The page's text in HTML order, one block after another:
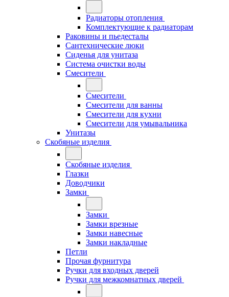
Радиаторы отопления
Комплектующие к радиаторам
Раковины и пьедесталы
Сантехнические люки
Сиденья для унитаза
Система очистки воды
Смесители
Смесители
Смесители для ванны
Смесители для кухни
Смесители для умывальника
Унитазы
Скобяные изделия
Скобяные изделия
Глазки
Доводчики
Замки
Замки
Замки врезные
Замки навесные
Замки накладные
Петли
Прочая фурнитура
Ручки для входных дверей
Ручки для межкомнатных дверей